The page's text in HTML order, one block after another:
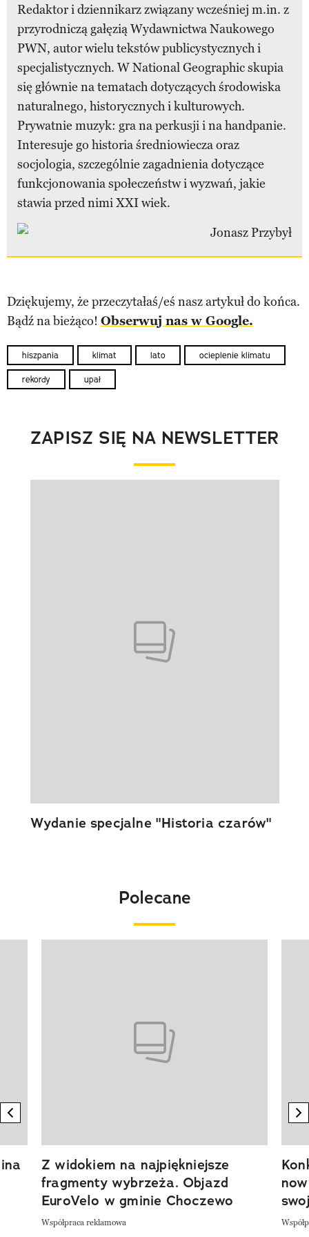
Redaktor i dziennikarz związany wcześniej m.in. z
przyrodniczą gałęzią Wydawnictwa Naukowego
PWN, autor wielu tekstów publicystycznych i
specjalistycznych. W National Geographic skupia
się głównie na tematach dotyczących środowiska
naturalnego, historycznych i kulturowych.
Prywatnie muzyk: gra na perkusji i na handpanie.
Interesuje go historia średniowiecza oraz
socjologia, szczególnie zagadnienia dotyczące
funkcjonowania społeczeństw i wyzwań, jakie
stawia przed nimi XXI wiek.
Dziękujemy, że przeczytałaś/eś nasz artykuł do końca.
Bądź na bieżąco! Obserwuj nas w Google.
hiszpania klimat lato ocieplenie klimatu
rekordy upał
ZAPISZ SIĘ NA NEWSLETTER
Wydanie specjalne "Historia czarów"
Polecane
previous element
Z widokiem na najpiękniejsze
fragmenty wybrzeża. Objazd
EuroVelo w gminie Choczewo
Współpraca reklamowa